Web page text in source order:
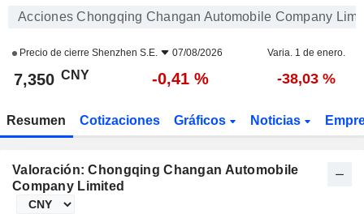
Acciones Chongqing Changan Automobile Company
Precio de cierre Shenzhen S.E. 07/08/2026 Varia. 1 de enero.
7,350 CNY -0,41 % -38,03 %
Resumen Cotizaciones Gráficos Noticias
Valoración: Chongqing Changan Automobile
Company Limited